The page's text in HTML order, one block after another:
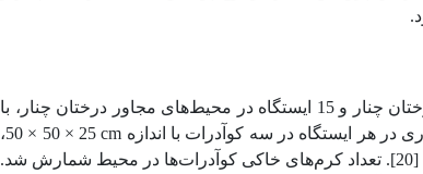
نمونه‌برداری در آبان ماه 1402 در 15 ایستگاه مختلف در زیر درختان چنار و 15 ایستگاه در محیط‌های مجاور درختان چنار، با
cm
25 × 50 × 50،
به روش جمع‌آوری دستی به کمک بیل و جابجایی خاک انجام شد [20]. تعداد کرم‌های خاکی کوآدرات‌ها در محیط شمارش شد.